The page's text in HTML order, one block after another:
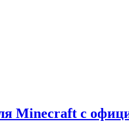
Minecraft с